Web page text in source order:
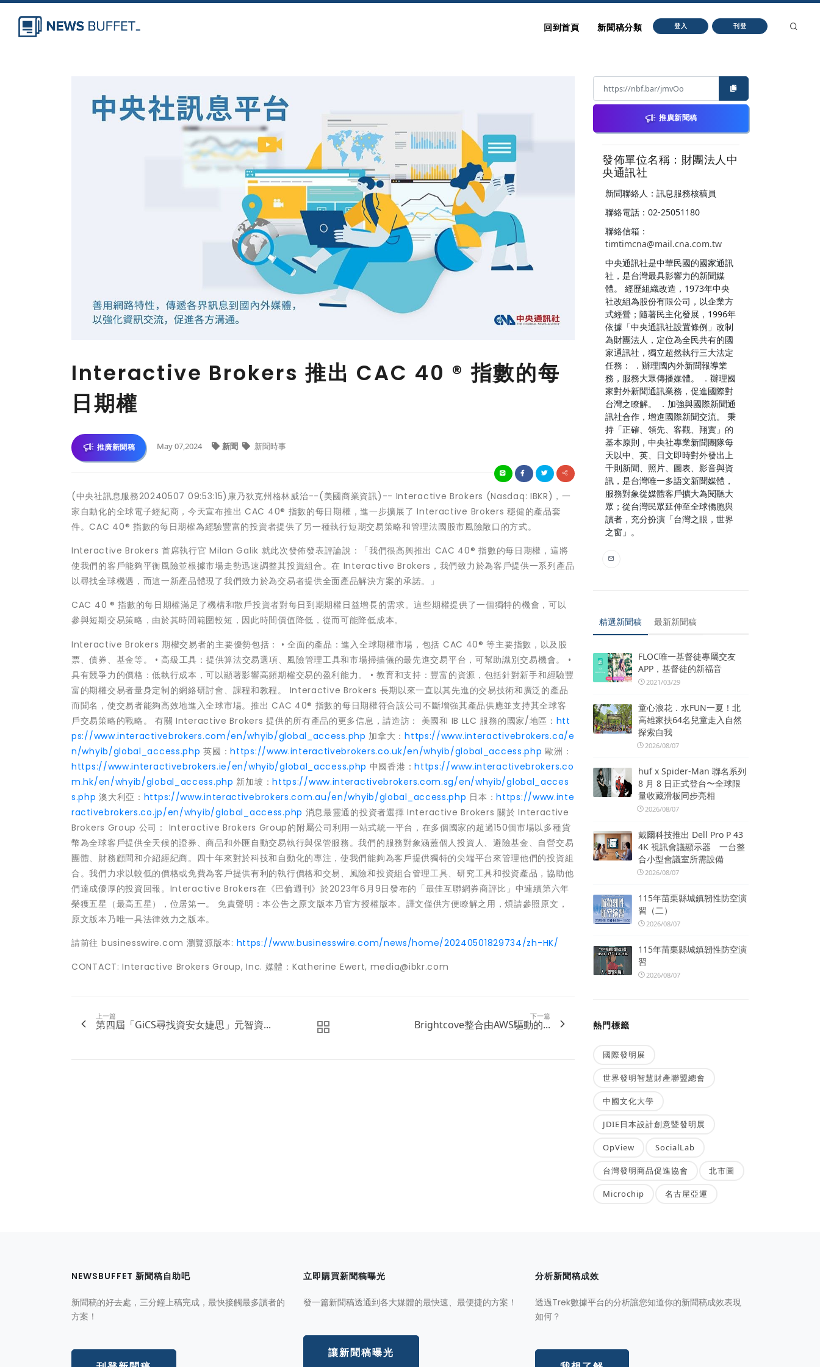
回到首頁 新聞稿分類 登入 刊登
Interactive Brokers 推出 CAC 40 ® 指數的每
日期權
推廣新聞稿 May 07,2024 新聞 新聞時事
(中央社訊息服務20240507 09:53:15)康乃狄克州格林威治--(美國商業資訊)-- Interactive Brokers (Nasdaq: IBKR)，一
家自動化的全球電子經紀商，今天宣布推出 CAC 40® 指數的每日期權，進一步擴展了 Interactive Brokers 穩健的產品套
件。CAC 40® 指數的每日期權為經驗豐富的投資者提供了另一種執行短期交易策略和管理法國股市風險敞口的方式。
Interactive Brokers 首席執行官 Milan Galik 就此次發佈發表評論說：「我們很高興推出 CAC 40® 指數的每日期權，這將
使我們的客戶能夠平衡風險並根據市場走勢迅速調整其投資組合。在 Interactive Brokers，我們致力於為客戶提供一系列產品
以尋找全球機遇，而這一新產品體現了我們致力於為交易者提供全面產品解決方案的承諾。」
CAC 40 ® 指數的每日期權滿足了機構和散戶投資者對每日到期期權日益增長的需求。這些期權提供了一個獨特的機會，可以
參與短期交易策略，由於其時間範圍較短，因此時間價值降低，從而可能降低成本。
Interactive Brokers 期權交易者的主要優勢包括： • 全面的產品：進入全球期權市場，包括 CAC 40® 等主要指數，以及股
票、債券、基金等。 • 高級工具：提供算法交易選項、風險管理工具和市場掃描儀的最先進交易平台，可幫助識別交易機會。 •
具有競爭力的價格：低執行成本，可以顯著影響高頻期權交易的盈利能力。 • 教育和支持：豐富的資源，包括針對新手和經驗豐
富的期權交易者量身定制的網絡研討會、課程和教程。 Interactive Brokers 長期以來一直以其先進的交易技術和廣泛的產品
而聞名，使交易者能夠高效地進入全球市場。推出 CAC 40® 指數的每日期權符合該公司不斷增強其產品供應並支持其全球客
戶交易策略的戰略。 有關 Interactive Brokers 提供的所有產品的更多信息，請造訪： 美國和 IB LLC 服務的國家/地區： htt
ps://www.interactivebrokers.com/en/whyib/global_access.php 加拿大：https://www.interactivebrokers.ca/e
n/whyib/global_access.php 英國：https://www.interactivebrokers.co.uk/en/whyib/global_access.php 歐洲：
https://www.interactivebrokers.ie/en/whyib/global_access.php 中國香港：https://www.interactivebrokers.co
m.hk/en/whyib/global_access.php 新加坡：https://www.interactivebrokers.com.sg/en/whyib/global_acces
s.php 澳大利亞： https://www.interactivebrokers.com.au/en/whyib/global_access.php 日本：https://www.inte
ractivebrokers.co.jp/en/whyib/global_access.php 消息最靈通的投資者選擇 Interactive Brokers 關於 Interactive
Brokers Group 公司： Interactive Brokers Group的附屬公司利用一站式統一平台，在多個國家的超過150個市場以多種貨
幣為全球客戶提供全天候的證券、商品和外匯自動交易執行與保管服務。我們的服務對象涵蓋個人投資人、避險基金、自營交易
團體、財務顧問和介紹經紀商。四十年來對於科技和自動化的專注，使我們能夠為客戶提供獨特的尖端平台來管理他們的投資組
合。我們力求以較低的價格或免費為客戶提供有利的執行價格和交易、風險和投資組合管理工具、研究工具和投資產品，協助他
們達成優厚的投資回報。Interactive Brokers在《巴倫週刊》於2023年6月9日發布的「最佳互聯網券商評比」中連續第六年
榮獲五星（最高五星），位居第一。 免責聲明：本公告之原文版本乃官方授權版本。譯文僅供方便瞭解之用，煩請參照原文，
原文版本乃唯一具法律效力之版本。
請前往 businesswire.com 瀏覽源版本: https://www.businesswire.com/news/home/20240501829734/zh-HK/
CONTACT: Interactive Brokers Group, Inc. 媒體：Katherine Ewert, media@ibkr.com
上一篇
第四屆「GiCS尋找資安女婕思」元智資...
下一篇
Brightcove整合由AWS驅動的...
推廣新聞稿
發佈單位名稱：財團法人中
央通訊社
新聞聯絡人：訊息服務核稿員
聯絡電話：02-25051180
聯絡信箱：
timtimcna@mail.cna.com.tw
中央通訊社是中華民國的國家通訊
社，是台灣最具影響力的新聞媒
體。 經歷組織改造，1973年中央
社改組為股份有限公司，以企業方
式經營；隨著民主化發展，1996年
依據「中央通訊社設置條例」改制
為財團法人，定位為全民共有的國
家通訊社，獨立超然執行三大法定
任務： ．辦理國內外新聞報導業
務，服務大眾傳播媒體。 ．辦理國
家對外新聞通訊業務，促進國際對
台灣之瞭解。 ．加強與國際新聞通
訊社合作，增進國際新聞交流。 秉
持「正確、領先、客觀、翔實」的
基本原則，中央社專業新聞團隊每
天以中、英、日文即時對外發出上
千則新聞、照片、圖表、影音與資
訊，是台灣唯一多語文新聞媒體，
服務對象從媒體客戶擴大為閱聽大
眾；從台灣民眾延伸至全球僑胞與
讀者，充分扮演「台灣之眼，世界
之窗」。
精選新聞稿 最新新聞稿
FLOC唯一基督徒專屬交友
APP，基督徒的新福音
2021/03/29
童心浪花．水FUN一夏！北
高雄家扶64名兒童走入自然
探索自我
2026/08/07
huf x Spider-Man 聯名系列
8 月 8 日正式登台〜全球限
量收藏滑板同步亮相
2026/08/07
戴爾科技推出 Dell Pro P 43
4K 視訊會議顯示器 一台整
合小型會議室所需設備
2026/08/07
115年苗栗縣城鎮韌性防空演
習（二）
2026/08/07
115年苗栗縣城鎮韌性防空演
習
2026/08/07
熱門標籤
國際發明展
世界發明智慧財產聯盟總會
中國文化大學
JDIE日本設計創意暨發明展
OpView SocialLab
台灣發明商品促進協會 北市圖
Microchip 名古屋亞運
NEWSBUFFET 新聞稿自助吧
新聞稿的好去處，三分鐘上稿完成，最快接觸最多讀者的
方案！
立即購買新聞稿曝光
發一篇新聞稿透通到各大媒體的最快速、最便捷的方案！
讓新聞稿曝光
分析新聞稿成效
透過Trek數據平台的分析讓您知道你的新聞稿成效表現
如何？